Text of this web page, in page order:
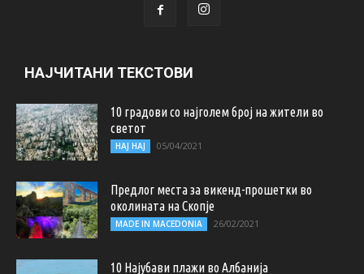
НАЈЧИТАНИ ТЕКСТОВИ
10 градови со најголем број на жители во
светот
НАЈ НАЈ 05/04/2021
Предлог места за викенд-прошетки во
околината на Скопје
MADE IN MACEDONIA 26/02/2021
10 Најубави плажи во Албанија